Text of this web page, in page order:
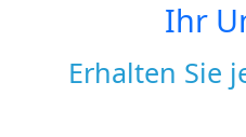
Ihr
Erhalten Sie